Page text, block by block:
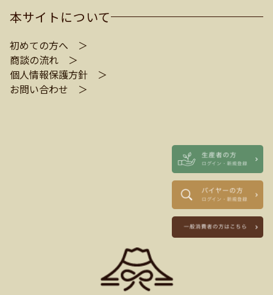
本サイトについて
初めての方へ ＞
商談の流れ ＞
個人情報保護方針 ＞
お問い合わせ ＞